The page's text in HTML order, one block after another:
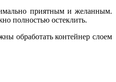
приятным и желанным.
полностью остеклить.
обработать контейнер слоем